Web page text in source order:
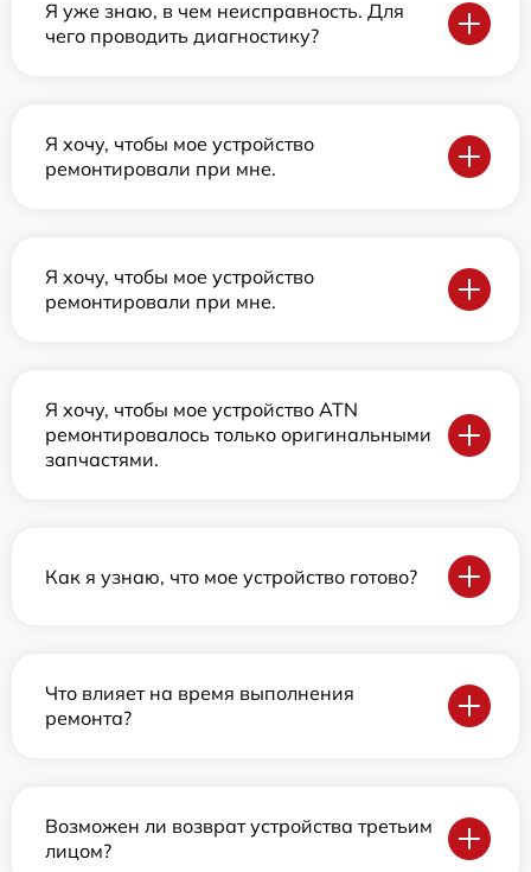
Я уже знаю, в чем неисправность. Для
чего проводить диагностику?
Я хочу, чтобы мое устройство
ремонтировали при мне.
Я хочу, чтобы мое устройство
ремонтировали при мне.
Я хочу, чтобы мое устройство ATN
ремонтировалось только оригинальными
запчастями.
Как я узнаю, что мое устройство готово?
Что влияет на время выполнения
ремонта?
Возможен ли возврат устройства третьим
лицом?